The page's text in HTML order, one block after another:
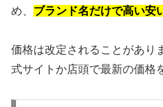
め、 ブランド名だけで高い安
価格は改定されることがあり
式サイトか店頭で最新の価格